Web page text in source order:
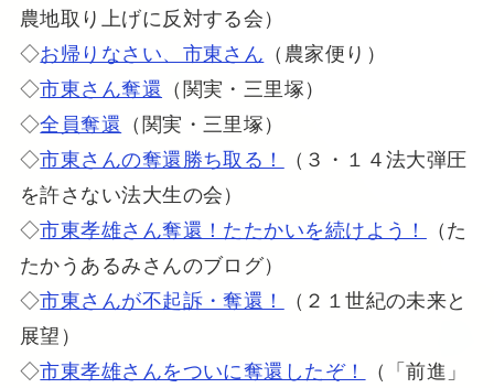
農地取り上げに反対する会）
◇お帰りなさい、市東さん （農家便り）
◇市東さん奪還 （関実・三里塚）
◇全員奪還 （関実・三里塚）
◇市東さんの奪還勝ち取る！
（３・１４法大弾圧
を許さない法大生の会）
◇市東孝雄さん奪還！たたかいを続けよう！
（た
たかうあるみさんのブログ）
◇市東さんが不起訴・奪還！
（２１世紀の未来と
展望）
◇市東孝雄さんをついに奪還したぞ！
（「前進」